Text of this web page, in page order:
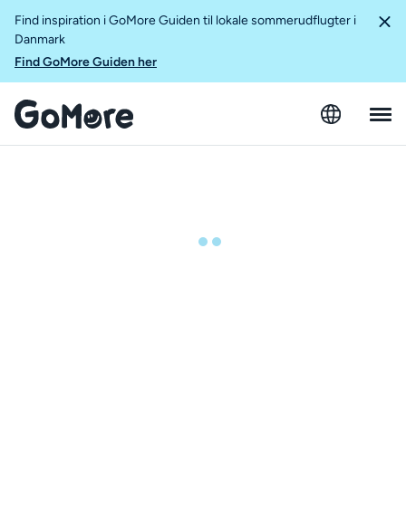
Find inspiration i GoMore Guiden til lokale sommerudflugter i
Danmark
Find GoMore Guiden her